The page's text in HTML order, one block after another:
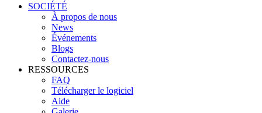
SOCIÉTÉ
À propos de nous
News
Événements
Blogs
Contactez-nous
RESSOURCES
FAQ
Télécharger le logiciel
Aide